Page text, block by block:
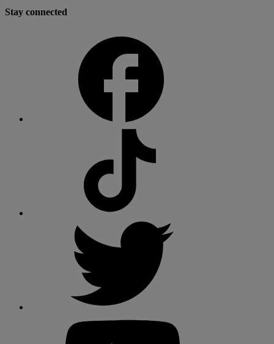
Stay connected